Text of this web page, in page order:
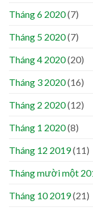
Tháng 6 2020(7)
Tháng 5 2020(7)
Tháng 4 2020(20)
Tháng 3 2020(16)
Tháng 2 2020(12)
Tháng 1 2020(8)
Tháng 12 2019(11)
Tháng mười một
Tháng 10 2019(21)